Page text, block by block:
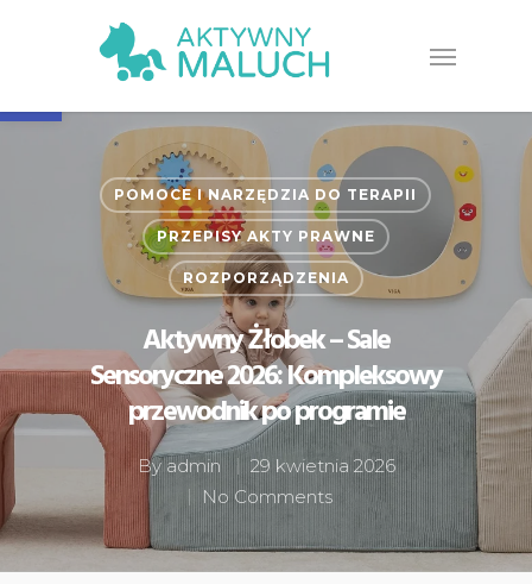
Open toolbar
POMOCE I NARZĘDZIA DO TERAPII
PRZEPISY AKTY PRAWNE
ROZPORZĄDZENIA
Aktywny Żłobek – Sale
Sensoryczne 2026: Kompleksowy
przewodnik po programie
Byadmin
29 kwietnia 2026
No Comments